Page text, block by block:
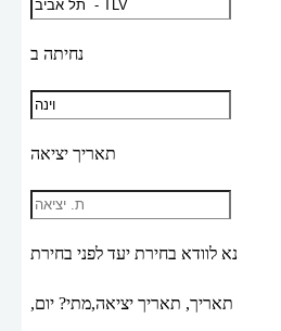
נחיתה ב
תאריך יציאה
נא לוודא בחירת יעד לפני בחירת
תאריך, תאריך יציאה,מתי? יום,